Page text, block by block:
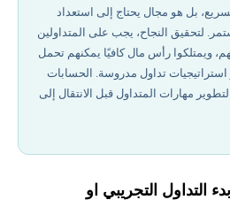
بل هو مجال يحتاج إلى استعداد
لتحقيق النجاح، يجب على المتداولين
ويمتلكوا رأس مال كافيًا يمكنهم تحمل
استراتيجيات تداول مدروسة. الحسابات
مهارات المتداول قبل الانتقال إلى
التداول التجريبي او